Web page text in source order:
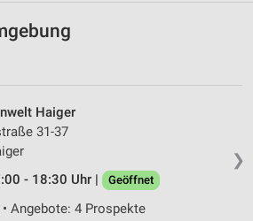
❯
Haiger
31-37
- 18:30 Uhr |
Geöffnet
Angebote: 4 Prospekte